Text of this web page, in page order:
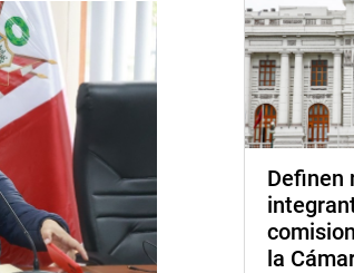
Definen
la